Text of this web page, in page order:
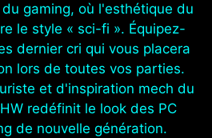
gaming, où l'esthétique du
le style « sci-fi ». Équipez-
dernier cri qui vous placera
lors de toutes vos parties.
et d'inspiration mech du
redéfinit le look des PC
de nouvelle génération.